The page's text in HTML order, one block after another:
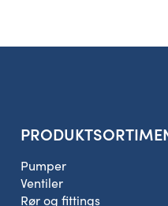
Pumper
Ventiler
Rør og fittings